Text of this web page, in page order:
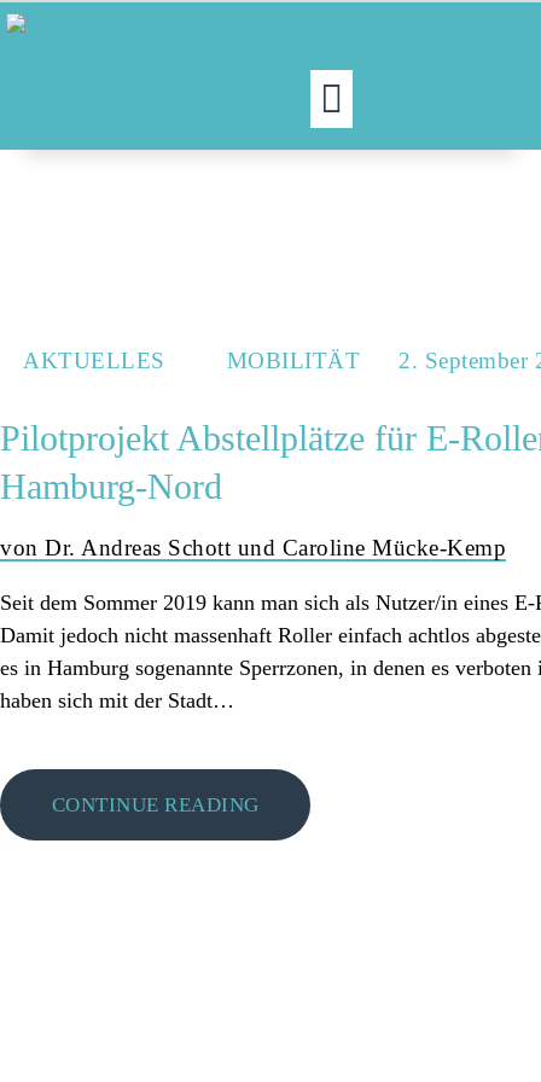
MOIN!
ABGEORDNETE
AUSSCHÜSSE
KONTAKT
PRESSE
AKTUELLES MOBILITÄT 2. September
Pilotprojekt Abstellplätze für E-
Hamburg-Nord
von Dr. Andreas Schott und Caroline Mücke-Kemp
Seit dem Sommer 2019 kann man sich als Nutzer/in eines
Damit jedoch nicht massenhaft Roller einfach achtlos
es in Hamburg sogenannte Sperrzonen, in denen es
haben sich mit der Stadt…
CONTINUE READING